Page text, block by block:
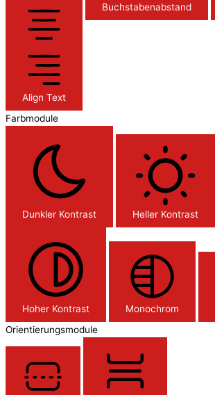
Align Text
Buchstabenabstand
Farbmodule
Dunkler Kontrast Heller Kontrast
Hoher Kontrast Monochrom
Orientierungsmodule